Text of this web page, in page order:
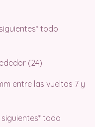
todo
(24)
entre las vueltas 7 y
todo